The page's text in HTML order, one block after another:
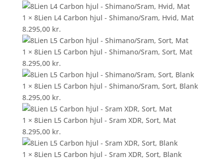
1 × 8Lien L4 Carbon hjul - Shimano/Sram, Hvid, Mat
8.295,00 kr.
1 × 8Lien L5 Carbon hjul - Shimano/Sram, Sort, Mat
8.295,00 kr.
1 × 8Lien L5 Carbon hjul - Shimano/Sram, Sort, Blank
8.295,00 kr.
1 × 8Lien L5 Carbon hjul - Sram XDR, Sort, Mat
8.295,00 kr.
1 × 8Lien L5 Carbon hjul - Sram XDR, Sort, Blank